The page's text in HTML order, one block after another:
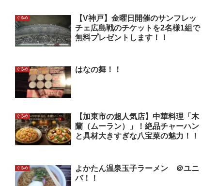
ぐるめ
【V神戸】金曜日開催のサンフレッ
チェ広島戦のチケットを2名様1組で
無料プレゼントします！！
ぐるめ はなの舞！！
ぐるめ
【加東市の超人気店】中華料理「木
蘭（ムーラン）」！絶品チャーハン
と具材大きすぎな八宝菜の魅力！！
ぐるめ
よかたん温泉玉子ラーメン ＠ユニ
バ！！